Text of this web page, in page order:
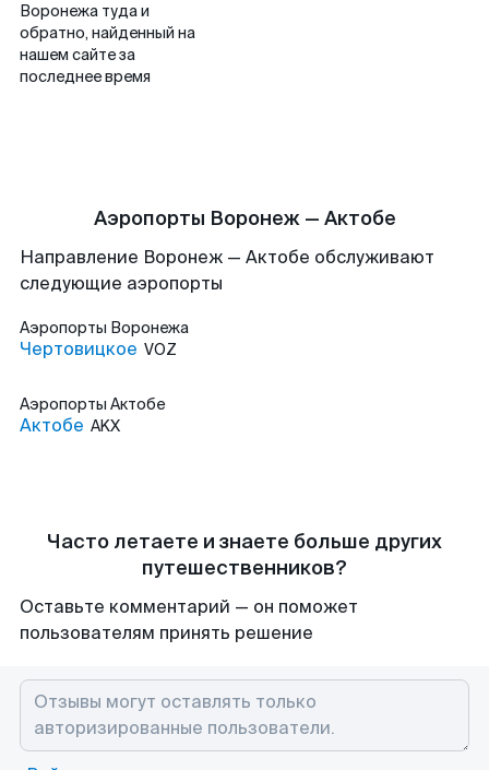
Воронежа туда и
обратно, найденный на
нашем сайте за
последнее время
Аэропорты Воронеж — Актобе
Направление Воронеж — Актобе обслуживают
следующие аэропорты
Аэропорты Воронежа
Чертовицкое VOZ
Аэропорты Актобе
Актобе AKX
Часто летаете и знаете больше других
путешественников?
Оставьте комментарий — он поможет
пользователям принять решение